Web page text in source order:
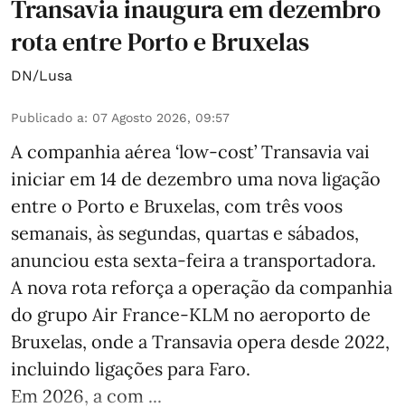
Transavia inaugura em dezembro
rota entre Porto e Bruxelas
DN/Lusa
Publicado a: 07 Agosto 2026, 09:57
A companhia aérea ‘low-cost’ Transavia vai
iniciar em 14 de dezembro uma nova ligação
entre o Porto e Bruxelas, com três voos
semanais, às segundas, quartas e sábados,
anunciou esta sexta-feira a transportadora.
A nova rota reforça a operação da companhia
do grupo Air France-KLM no aeroporto de
Bruxelas, onde a Transavia opera desde 2022,
incluindo ligações para Faro.
Em 2026, a com ...